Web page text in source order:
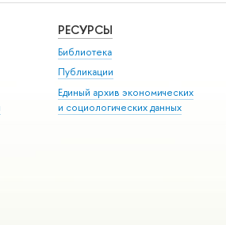
РЕСУРСЫ
Библиотека
Публикации
Единый архив экономических
и социологических данных